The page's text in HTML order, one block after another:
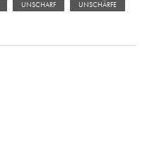
UNSCHARF UNSCHÄRFE